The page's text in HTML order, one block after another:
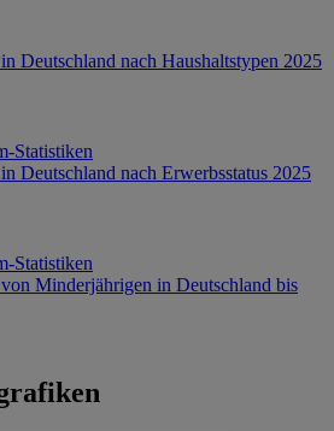
Deutschland nach Haushaltstypen 2025
Statistiken
Deutschland nach Erwerbsstatus 2025
Statistiken
Minderjährigen in Deutschland bis